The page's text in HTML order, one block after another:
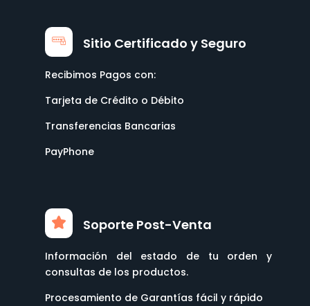
Sitio Certificado y Seguro
Recibimos Pagos con:
Tarjeta de Crédito o Débito
Transferencias Bancarias
PayPhone
Soporte Post-Venta
Información del estado de tu orden y
consultas de los productos.
Procesamiento de Garantías fácil y rápido